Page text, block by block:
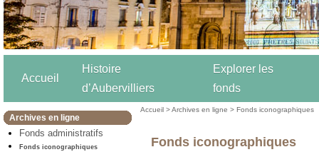
Accueil
Histoire
d’Aubervilliers
Explorer les
fonds
Archives en ligne
Fonds administratifs
Fonds iconographiques
Accueil >Archives en ligne > Fonds iconographiques
Fonds iconographiques